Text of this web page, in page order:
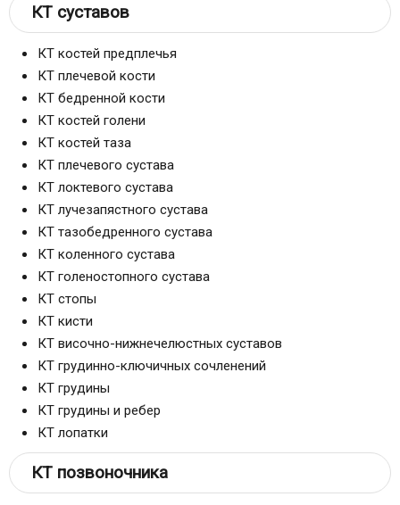
КТ суставов
КТ костей предплечья
КТ плечевой кости
КТ бедренной кости
КТ костей голени
КТ костей таза
КТ плечевого сустава
КТ локтевого сустава
КТ лучезапястного сустава
КТ тазобедренного сустава
КТ коленного сустава
КТ голеностопного сустава
КТ стопы
КТ кисти
КТ височно-нижнечелюстных суставов
КТ грудинно-ключичных сочленений
КТ грудины
КТ грудины и ребер
КТ лопатки
КТ позвоночника